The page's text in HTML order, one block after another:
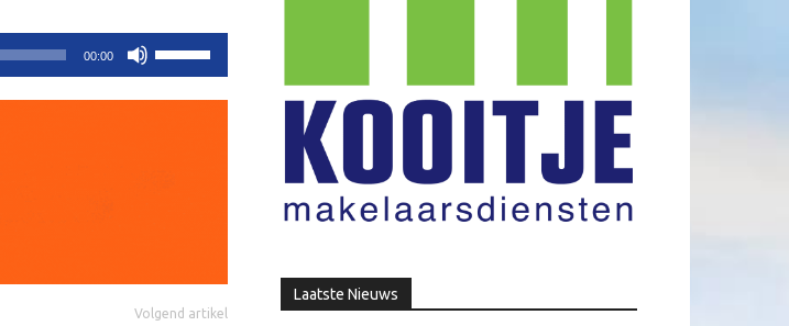
00:00
Omhoog/Omlaag
pijltoetsen
Volgend artikel
Laatste Nieuws